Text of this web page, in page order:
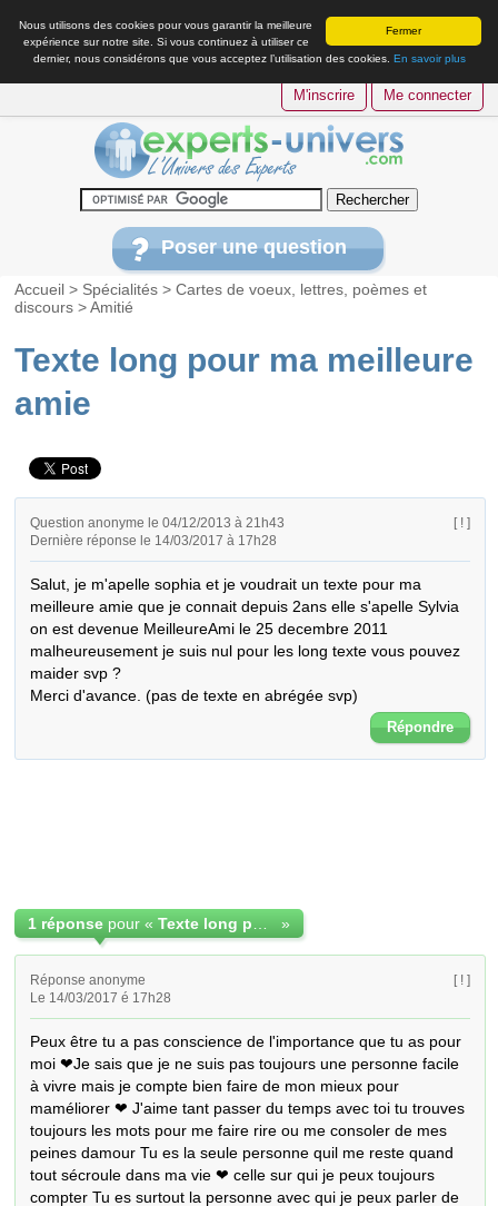
Fermer
Nous utilisons des cookies pour vous garantir la meilleure
expérience sur notre site. Si vous continuez à utiliser ce
dernier, nous considérons que vous acceptez l’utilisation des cookies. En savoir plus
M'inscrire Me connecter
Poser une question
Accueil > Spécialités >Cartes de voeux, lettres, poèmes et
discours >Amitié
Texte long pour ma meilleure
amie
Question anonyme le 04/12/2013 à 21h43
Dernière réponse le 14/03/2017 à 17h28
[ ! ]
Salut, je m'apelle sophia et je voudrait un texte pour ma
meilleure amie que je connait depuis 2ans elle s'apelle Sylvia
on est devenue MeilleureAmi le 25 decembre 2011
malheureusement je suis nul pour les long texte vous pouvez
maider svp ?
Merci d'avance. (pas de texte en abrégée svp)
Répondre
1 réponse pour « »
Réponse anonyme
Le 14/03/2017 é 17h28
[ ! ]
Peux être tu a pas conscience de l'importance que tu as pour
moi ❤Je sais que je ne suis pas toujours une personne facile
à vivre mais je compte bien faire de mon mieux pour
maméliorer ❤ J'aime tant passer du temps avec toi tu trouves
toujours les mots pour me faire rire ou me consoler de mes
peines damour Tu es la seule personne quil me reste quand
tout sécroule dans ma vie ❤ celle sur qui je peux toujours
compter Tu es surtout la personne avec qui je peux parler de